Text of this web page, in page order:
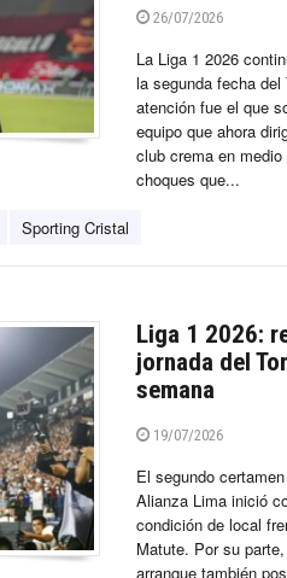
26/07/2026
La Liga 1 2026
la segunda fecha
atención fue el que
equipo que ahora
club crema en
choques que...
Sporting Cristal
Liga 1 2026:
jornada del
semana
19/07/2026
El segundo
Alianza Lima inició
condición de local
Matute. Por su
arranque también